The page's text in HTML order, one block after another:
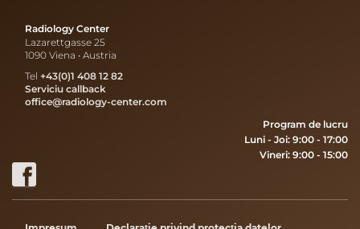
Radiology Center
Lazarettgasse 25
1090 Viena • Austria
Tel +43(0)1 408 12 82
Serviciu callback
office@radiology-center.com
Program de lucru
Luni - Joi: 9:00 - 17:00
Vineri: 9:00 - 15:00